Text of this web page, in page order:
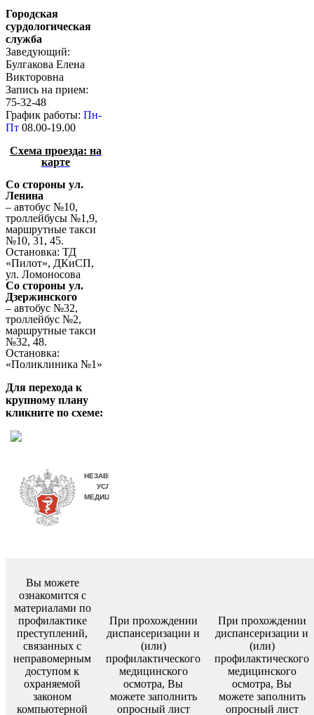
Городская
сурдологическая
служба
Заведующий:
Булгакова Елена
Викторовна
Запись на прием:
75-32-48
График работы: Пн-
Пт 08.00-19.00
Схема проезда: на
карте
Со стороны ул.
Ленина
– автобус №10,
троллейбусы №1,9,
маршрутные такси
№10, 31, 45.
Остановка: ТД
«Пилот», ДКиСП,
ул. Ломоносова
Со стороны ул.
Дзержинского
– автобус №32,
троллейбус №2,
маршрутные такси
№32, 48.
Остановка:
«Поликлиника №1»
Для перехода к
крупному плану
кликните по схеме:
Вы можете
ознакомится с
материалами по
профилактике
преступлений,
связанных с
неправомерным
доступом к
охраняемой
законом
компьютерной
При прохождении
диспансеризации и
(или)
профилактического
медицинского
осмотра, Вы
можете заполнить
опросный лист
При прохождении
диспансеризации и
(или)
профилактического
медицинского
осмотра, Вы
можете заполнить
опросный лист